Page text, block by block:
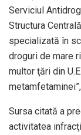
Serviciul
Structura
specializată în
droguri de mare
multor ţări din
Sursa citată a
activitatea